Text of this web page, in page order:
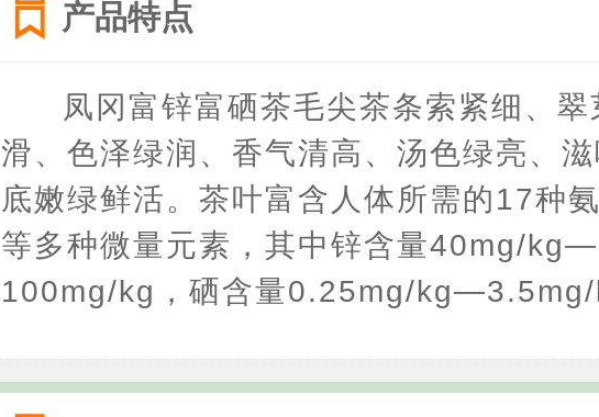
产品特点
凤冈富锌富硒茶毛尖茶条索紧细、翠
滑、色泽绿润、香气清高、汤色绿亮、
底嫩绿鲜活。茶叶富含人体所需的17种
等多种微量元素，其中锌含量40mg/kg—
100mg/kg，硒含量0.25mg/kg—3.5mg/